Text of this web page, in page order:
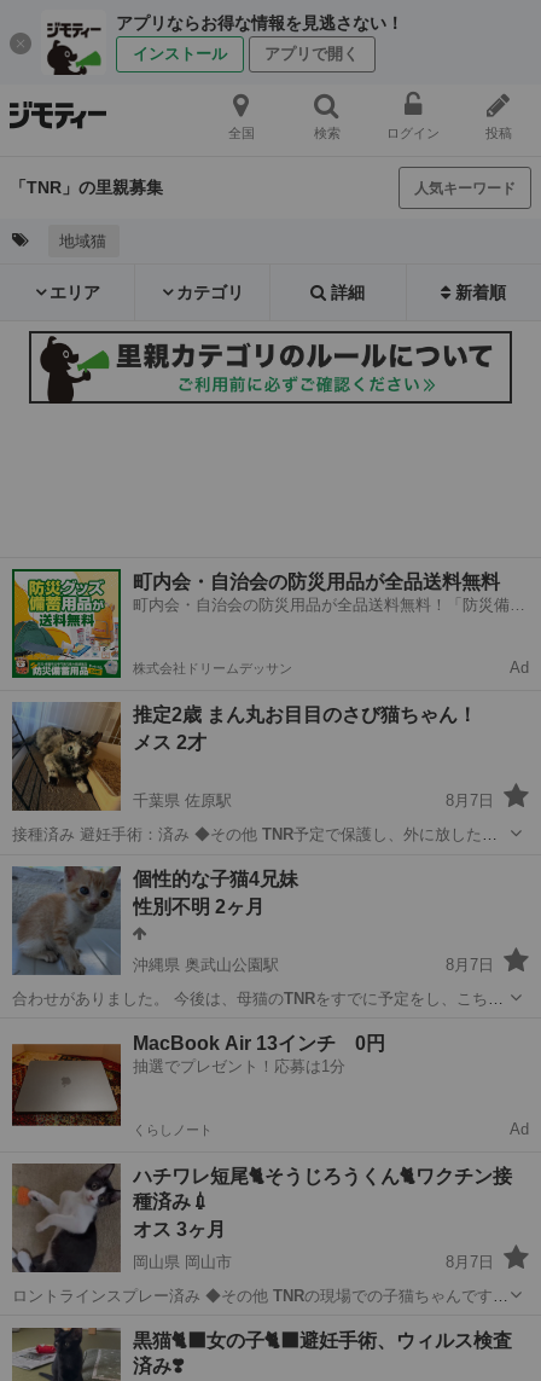
アプリならお得な情報を見逃さない！
インストール アプリで開く
全国 検索 ログイン 投稿
「TNR」の里親募集 人気キーワード
地域猫
エリア カテゴリ 詳細 新着順
町内会・自治会の防災用品が全品送料無料
町内会・自治会の防災用品が全品送料無料！「防災備蓄
株式会社ドリームデッサン Ad
推定2歳 まん丸お目目のさび猫ちゃん！
メス 2才
千葉県 佐原駅
8月7日
接種済み 避妊手術：済み ◆その他 TNR予定で保護し、外に放したの
千葉 香取市 佐原駅 猫
個性的な子猫4兄妹
性別不明 2ヶ月
沖縄県 奥武山公園駅
8月7日
合わせがありました。 今後は、母猫のTNRをすでに予定をし、こちら
男の子
MacBook Air 13インチ 0円
抽選でプレゼント！応募は1分
くらしノート Ad
ハチワレ短尾🐈そうじろうくん🐈ワクチン接
種済み💉
オス 3ヶ月
岡山県 岡山市
8月7日
ロントラインスプレー済み ◆その他 TNRの現場での子猫ちゃんです
岡山 岡山市 猫 黒白
黒猫🐈‍⬛女の子🐈‍⬛避妊手術、ウィルス検査
済み❣️